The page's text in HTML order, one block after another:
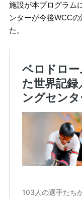
施設が本プログラム
ンターが今後WCC
た。